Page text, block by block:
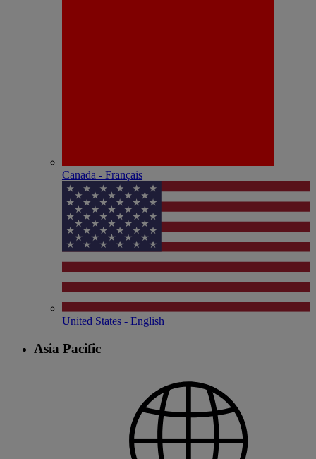
Canada - Français
United States - English
Asia Pacific